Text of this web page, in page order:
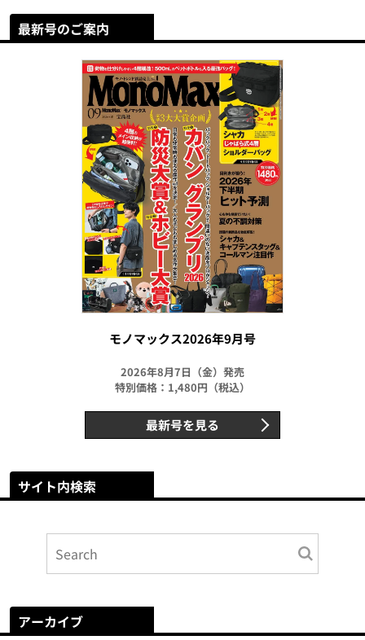
最新号のご案内
モノマックス2026年9月号
2026年8月7日（金）発売
特別価格：1,480円（税込）
最新号を見る
サイト内検索
アーカイブ